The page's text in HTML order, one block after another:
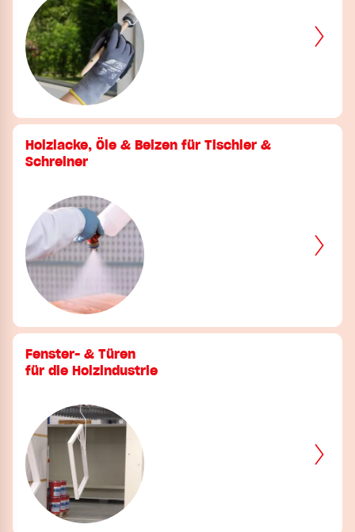
Holzlacke, Öle & Beizen für Tischler &
Schreiner
Fenster- & Türen
für die Holzindustrie